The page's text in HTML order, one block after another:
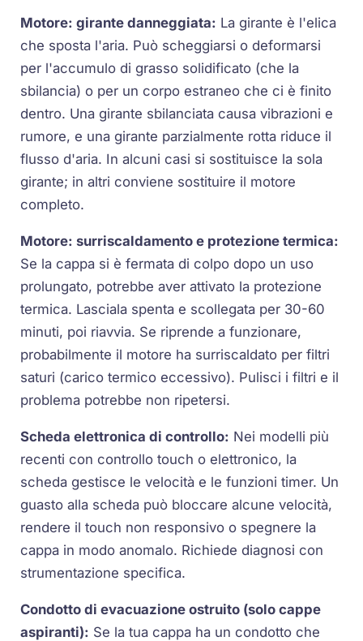
Motore:girante danneggiata: La girante è l'elica
che sposta l'aria. Può scheggiarsi o deformarsi
per l'accumulo di grasso solidificato (che la
sbilancia) o per un corpo estraneo che ci è finito
dentro. Una girante sbilanciata causa vibrazioni e
rumore, e una girante parzialmente rotta riduce il
flusso d'aria. In alcuni casi si sostituisce la sola
girante; in altri conviene sostituire il motore
completo.
Motore: surriscaldamento e protezione termica:
Se la cappa si è fermata di colpo dopo un uso
prolungato, potrebbe aver attivato la protezione
termica. Lasciala spenta e scollegata per 30-60
minuti, poi riavvia. Se riprende a funzionare,
probabilmente il motore ha surriscaldato per filtri
saturi (carico termico eccessivo). Pulisci i filtri e il
problema potrebbe non ripetersi.
Scheda elettronica di controllo: Nei modelli più
recenti con controllo touch o elettronico, la
scheda gestisce le velocità e le funzioni timer. Un
guasto alla scheda può bloccare alcune velocità,
rendere il touch non responsivo o spegnere la
cappa in modo anomalo. Richiede diagnosi con
strumentazione specifica.
Condotto di evacuazione ostruito (solo cappe
aspiranti): Se la tua cappa ha un condotto che